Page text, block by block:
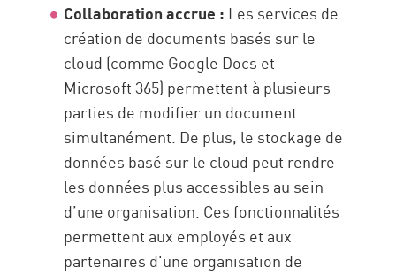
Collaboration accrue : Les services de
création de documents basés sur le
cloud (comme Google Docs et
Microsoft 365) permettent à plusieurs
parties de modifier un document
simultanément. De plus, le stockage de
données basé sur le cloud peut rendre
les données plus accessibles au sein
d’une organisation. Ces fonctionnalités
permettent aux employés et aux
partenaires d'une organisation de